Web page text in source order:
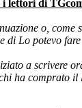
i lettori di
o, come
di Lo potevo fare
a scrivere
ha comprato il